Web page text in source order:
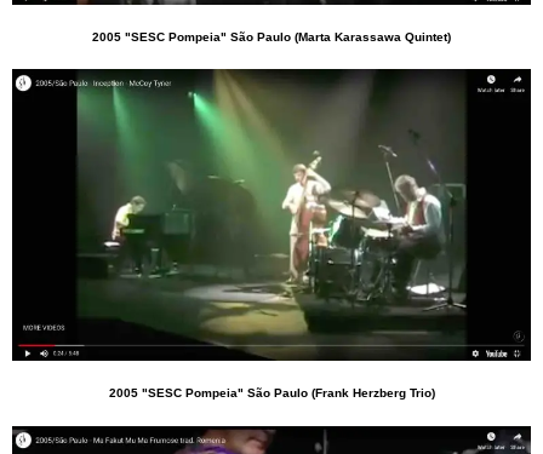
2005 "SESC Pompeia" São Paulo (Marta Karassawa Quintet)
2005 "SESC Pompeia" São Paulo (Frank Herzberg Trio)